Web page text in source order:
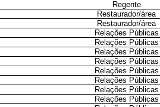
Regente
Restaurador/área
Restaurador/área
Relações Públicas
Relações Públicas
Relações Públicas
Relações Públicas
Relações Públicas
Relações Públicas
Relações Públicas
Relações Públicas